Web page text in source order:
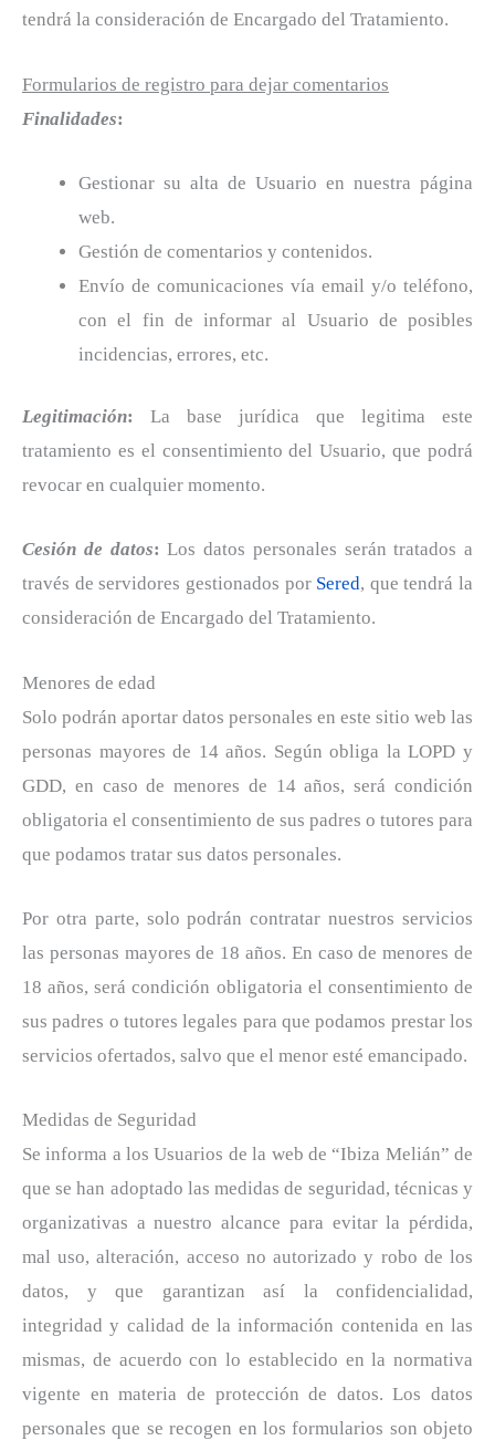
tendrá la consideración de Encargado del Tratamiento.
Formularios de registro para dejar comentarios
Finalidades:
Gestionar su alta de Usuario en nuestra página
web.
Gestión de comentarios y contenidos.
Envío de comunicaciones vía email y/o teléfono,
con el fin de informar al Usuario de posibles
incidencias, errores, etc.
Legitimación:
La base jurídica que legitima este
tratamiento es el consentimiento del Usuario, que podrá
revocar en cualquier momento.
Cesión de datos: Los datos personales serán tratados a
través de servidores gestionados por Sered, que tendrá la
consideración de Encargado del Tratamiento.
Menores de edad
Solo podrán aportar datos personales en este sitio web las
personas mayores de 14 años. Según obliga la LOPD y
GDD, en caso de menores de 14 años, será condición
obligatoria el consentimiento de sus padres o tutores para
que podamos tratar sus datos personales.
Por otra parte, solo podrán contratar nuestros servicios
las personas mayores de 18 años. En caso de menores de
18 años, será condición obligatoria el consentimiento de
sus padres o tutores legales para que podamos prestar los
servicios ofertados, salvo que el menor esté emancipado.
Medidas de Seguridad
Se informa a los Usuarios de la web de “Ibiza Melián” de
que se han adoptado las medidas de seguridad, técnicas y
organizativas a nuestro alcance para evitar la pérdida,
mal uso, alteración, acceso no autorizado y robo de los
datos, y que garantizan así la confidencialidad,
integridad y calidad de la información contenida en las
mismas, de acuerdo con lo establecido en la normativa
vigente en materia de protección de datos. Los datos
personales que se recogen en los formularios son objeto